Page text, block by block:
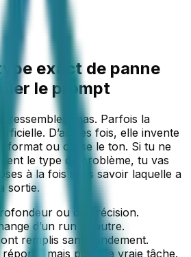
exact de panne
le prompt
ressemblent pas. Parfois la
D’autres fois, elle invente
format ou casse le ton. Si tu ne
le type de problème, tu vas
à la fois sans savoir laquelle a
sortie.
ou de précision.
d’un run à l’autre.
remplis sans fondement.
mais pas à la vraie tâche.